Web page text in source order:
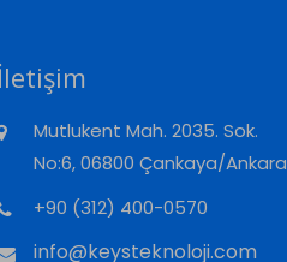
İletişim
Mutlukent Mah. 2035. Sok.
No:6, 06800 Çankaya/Ankara
+90 (312) 400-0570
info@keysteknoloji.com